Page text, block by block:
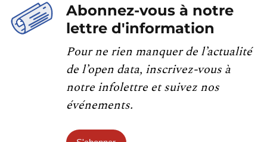
Abonnez-vous à notre
lettre d'information
Pour ne rien manquer de l’actualité
de l’open data, inscrivez-vous à
notre infolettre et suivez nos
événements.